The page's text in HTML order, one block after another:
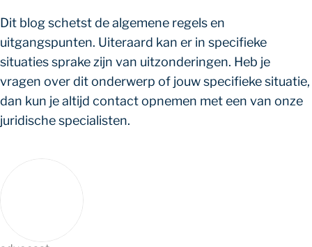
Dit blog schetst de algemene regels en
uitgangspunten. Uiteraard kan er in specifieke
situaties sprake zijn van uitzonderingen. Heb je
vragen over dit onderwerp of jouw specifieke situatie,
dan kun je altijd contact opnemen met een van onze
juridische specialisten.